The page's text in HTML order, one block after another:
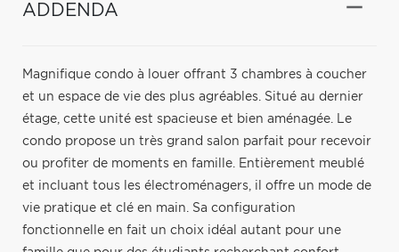
ADDENDA
Magnifique condo à louer offrant 3 chambres à coucher
et un espace de vie des plus agréables. Situé au dernier
étage, cette unité est spacieuse et bien aménagée. Le
condo propose un très grand salon parfait pour recevoir
ou profiter de moments en famille. Entièrement meublé
et incluant tous les électroménagers, il offre un mode de
vie pratique et clé en main. Sa configuration
fonctionnelle en fait un choix idéal autant pour une